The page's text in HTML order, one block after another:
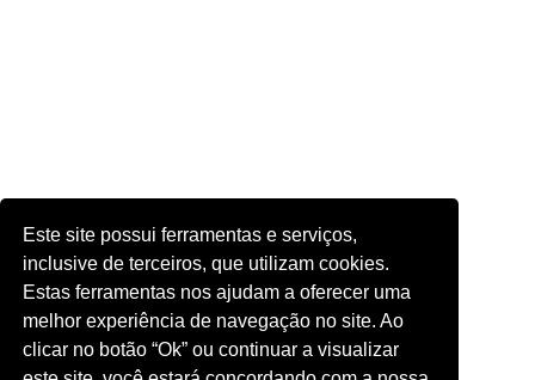
Este site possui ferramentas e serviços,
inclusive de terceiros, que utilizam cookies.
Estas ferramentas nos ajudam a oferecer uma
melhor experiência de navegação no site. Ao
clicar no botão “Ok” ou continuar a visualizar